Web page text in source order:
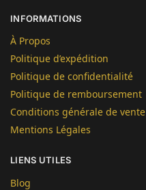
INFORMATIONS
À Propos
Politique d’expédition
Politique de confidentialité
Politique de remboursement
Conditions générale de vente
Mentions Légales
LIENS UTILES
Blog